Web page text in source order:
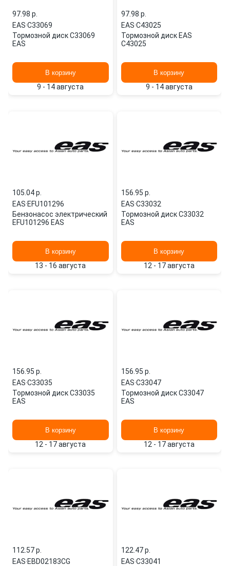
97.98 p.
EAS·C33069
Тормозной диск C33069
EAS
В корзину
9 - 14 августа
97.98 p.
EAS·C43025
Тормозной диск EAS
C43025
В корзину
9 - 14 августа
105.04 p.
EAS·EFU101296
Бензонасос электрический
EFU101296 EAS
В корзину
13 - 16 августа
156.95 p.
EAS·C33032
Тормозной диск C33032
EAS
В корзину
12 - 17 августа
156.95 p.
EAS·C33035
Тормозной диск C33035
EAS
В корзину
12 - 17 августа
156.95 p.
EAS·C33047
Тормозной диск C33047
EAS
В корзину
12 - 17 августа
112.57 p.
EAS·EBD02183CG
122.47 p.
EAS·C33041